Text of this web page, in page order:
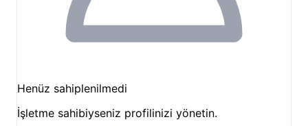
ve Güvercinlik Vadisi gibi ikonik bölgelere kolayca
ulaşım sağlayarak doğa yürüyüşlerine çıkabilir,
bölgenin tarihi ve kültürel dokusunu
Kapadokya'nın meşhur balon turları, atv turları ve
konusunda da destek sunmaktadır.Nevşehir kamp
Henüz sahiplenilmedi
İşletme sahibiyseniz profilinizi yönetin.